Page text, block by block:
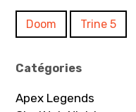
Doom Trine 5
Catégories
Apex Legends